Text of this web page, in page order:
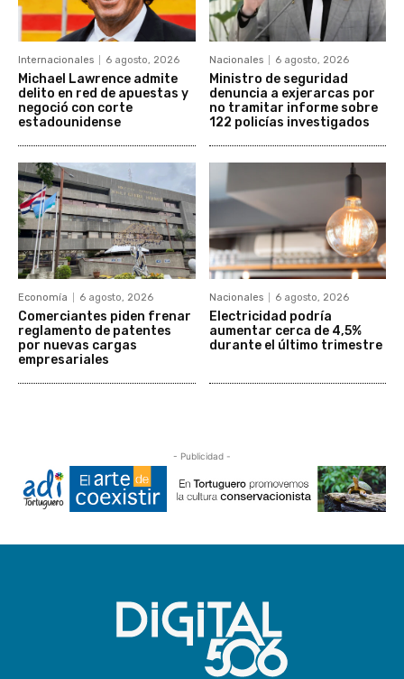
Internacionales 6 agosto, 2026
Michael Lawrence admite
delito en red de apuestas y
negoció con corte
estadounidense
Nacionales 6 agosto, 2026
Ministro de seguridad
denuncia a exjerarcas por
no tramitar informe sobre
122 policías investigados
Economía 6 agosto, 2026
Comerciantes piden frenar
reglamento de patentes
por nuevas cargas
empresariales
Nacionales 6 agosto, 2026
Electricidad podría
aumentar cerca de 4,5%
durante el último trimestre
- Publicidad -